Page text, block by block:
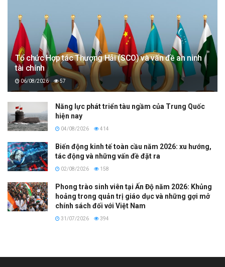
Tổ chức Hợp tác Thượng Hải (SCO) và vấn đề an ninh
tài chính
06/08/2026 57
Năng lực phát triển tàu ngầm của Trung Quốc
hiện nay
04/08/2026 414
Biến động kinh tế toàn cầu năm 2026: xu hướng,
tác động và những vấn đề đặt ra
02/08/2026 158
Phong trào sinh viên tại Ấn Độ năm 2026: Khủng
hoảng trong quản trị giáo dục và những gợi mở
chính sách đối với Việt Nam
31/07/2026 394